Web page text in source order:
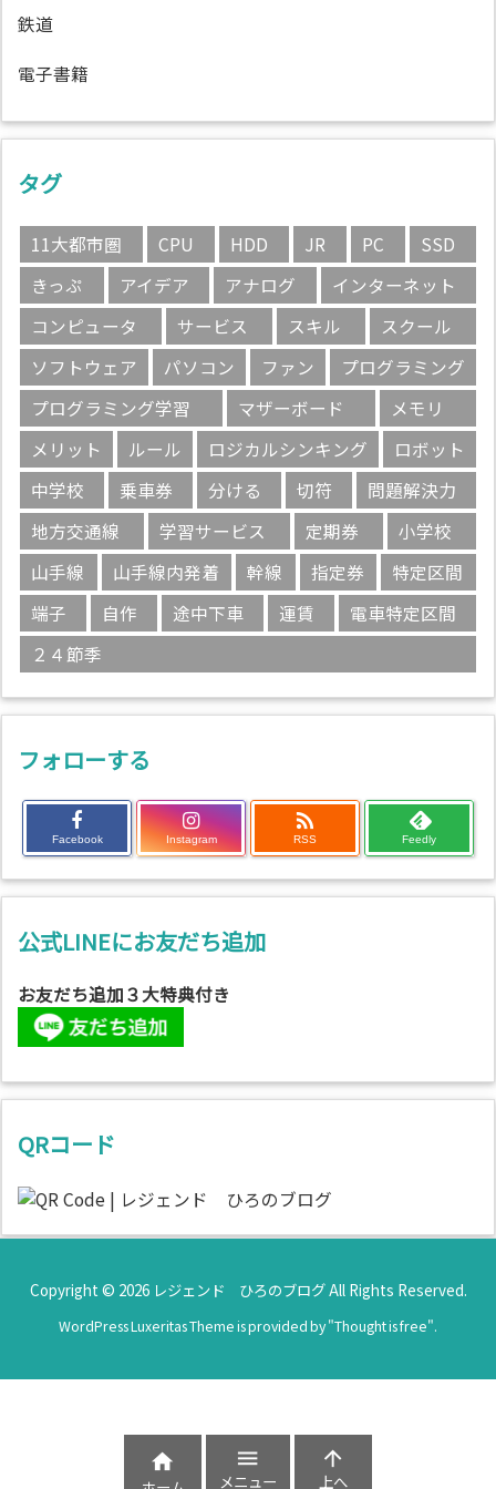
鉄道
電子書籍
タグ
11大都市圏 CPU HDD JR PC
SSD
きっぷ
アイデア アナログ
インターネット
コンピュータ
サービス スキル
スクール
ソフトウェア
パソコン ファン
プログラミング
プログラミング学習
マザーボード
メモリ
メリット
ルール ロジカルシンキング
ロボット
中学校
乗車券 分ける 切符
問題解決力
地方交通線
学習サービス 定期券
小学校
山手線
山手線内発着 幹線 指定券
特定区間
端子
自作 途中下車 運賃
電車特定区間
２４節季
フォローする
Facebook Instagram

RSS Feedly
公式LINEにお友だち追加
お友だち追加３大特典付き
QRコード
Copyright © 2026 レジェンド ひろのブログAll Rights Reserved.
WordPress Luxeritas Theme is provided by "Thought is free".
 
メニュー

上へ